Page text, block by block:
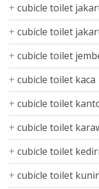
cubicle toilet
cubicle toilet
cubicle toilet
cubicle toilet kaca
cubicle toilet
cubicle toilet
cubicle toilet kediri
cubicle toilet